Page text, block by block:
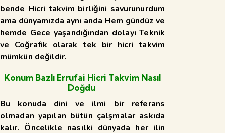
bende Hicri takvim birliğini savurunurdum
ama dünyamızda aynı anda Hem gündüz ve
hemde Gece yaşandığından dolayı Teknik
ve Coğrafik olarak tek bir hicri takvim
mümkün değildir.
Konum Bazlı Errufai Hicri Takvim Nasıl
Doğdu
Bu konuda dini ve ilmi bir referans
olmadan yapılan bütün çalşmalar askıda
kalır. Öncelikle nasılki dünyada her ilin